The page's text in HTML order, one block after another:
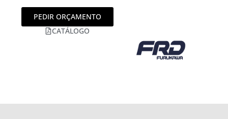
PEDIR ORÇAMENTO
CATÁLOGO